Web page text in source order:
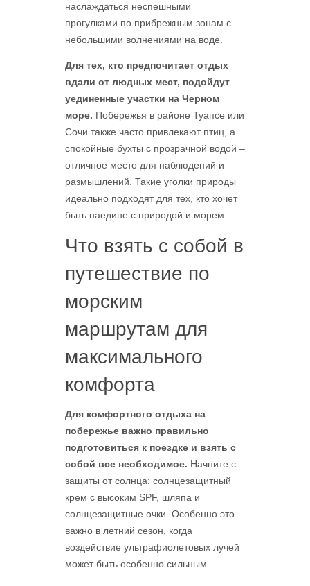
наслаждаться неспешными
прогулками по прибрежным зонам с
небольшими волнениями на воде.
Для тех, кто предпочитает отдых
вдали от людных мест, подойдут
уединенные участки на Черном
море. Побережья в районе Туапсе или
Сочи также часто привлекают птиц, а
спокойные бухты с прозрачной водой –
отличное место для наблюдений и
размышлений. Такие уголки природы
идеально подходят для тех, кто хочет
быть наедине с природой и морем.
Что взять с собой в
путешествие по
морским
маршрутам для
максимального
комфорта
Для комфортного отдыха на
побережье важно правильно
подготовиться к поездке и взять с
собой все необходимое. Начните с
защиты от солнца: солнцезащитный
крем с высоким SPF, шляпа и
солнцезащитные очки. Особенно это
важно в летний сезон, когда
воздействие ультрафиолетовых лучей
может быть особенно сильным.